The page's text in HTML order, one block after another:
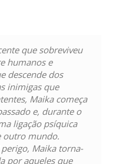
que sobreviveu
humanos e
descende dos
inimigas que
Maika começa
e, durante o
ligação psíquica
outro mundo.
Maika torna-
por aqueles que